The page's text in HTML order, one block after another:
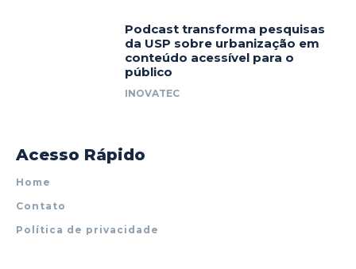
Podcast transforma pesquisas
da USP sobre urbanização em
conteúdo acessível para o
público
INOVATEC
Acesso Rápido
Home
Contato
Política de privacidade